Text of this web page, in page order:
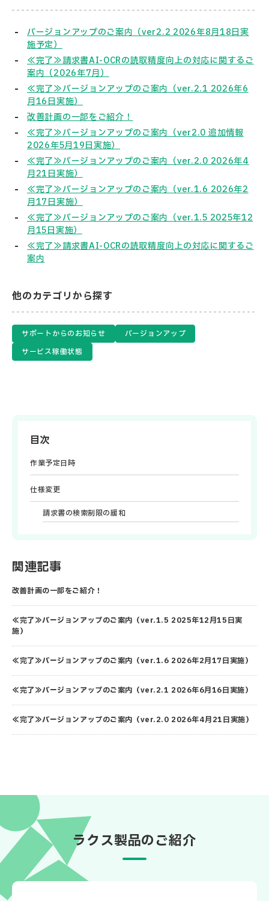
バージョンアップのご案内（ver2.2 2026年8月18日実
施予定）
≪完了≫請求書AI-OCRの読取精度向上の対応に関するご
案内（2026年7月）
≪完了≫バージョンアップのご案内（ver.2.1 2026年6
月16日実施）
改善計画の一部をご紹介！
≪完了≫バージョンアップのご案内（ver2.0 追加情報
2026年5月19日実施）
≪完了≫バージョンアップのご案内（ver.2.0 2026年4
月21日実施）
≪完了≫バージョンアップのご案内（ver.1.6 2026年2
月17日実施）
≪完了≫バージョンアップのご案内（ver.1.5 2025年12
月15日実施）
≪完了≫請求書AI-OCRの読取精度向上の対応に関するご
案内
他のカテゴリから探す
サポートからのお知らせ
バージョンアップ
サービス稼働状態
目次
作業予定日時
仕様変更
請求書の検索制限の緩和
関連記事
改善計画の一部をご紹介！
≪完了≫バージョンアップのご案内（ver.1.5 2025年12月15日実
施）
≪完了≫バージョンアップのご案内（ver.1.6 2026年2月17日実施）
≪完了≫バージョンアップのご案内（ver.2.1 2026年6月16日実施）
≪完了≫バージョンアップのご案内（ver.2.0 2026年4月21日実施）
ラクス製品のご紹介